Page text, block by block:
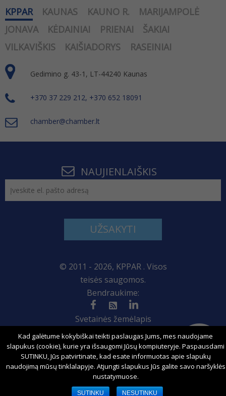
KPPAR KAUNAS KAUNO R.
MARIJAMPOLĖ
JONAVA
KĖDAINIAI PRIENAI
ŠAKIAI
VILKAVIŠKIS
KAIŠIADORYS RASEINIAI
Gedimino g. 43-1, LT-44240 Kaunas
+370 37 229 212, +370 652 18091
chamber@chamber.lt
NAUJIENLAIŠKIS
UŽSAKYTI
© 2011 - 2026, KPPAR . Visos
teisės saugomos.
Bendraukime:
Svetainės žemėlapis
Sprendimas:
Kad galėtume kokybiškai teikti paslaugas Jums, mes naudojame
slapukus (cookie), kurie yra išsaugomi Jūsų kompiuteryje. Paspausdami
SUTINKU, Jūs patvirtinate, kad esate informuotas apie slapukų
naudojimą mūsų tinklalapyje. Atjungti slapukus Jūs galite savo naršyklės
nustatymuose.
SUTINKU NESUTINKU